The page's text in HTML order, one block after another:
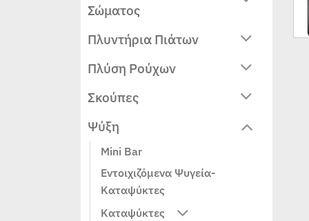
Σώματος
Πλυντήρια Πιάτων
Πλύση Ρούχων
Σκούπες
Ψύξη
Mini Bar
Εντοιχιζόμενα Ψυγεία-
Καταψύκτες
Καταψύκτες